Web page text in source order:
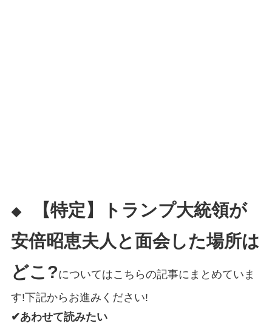
◆
【特定】トランプ大統領が
安倍昭恵夫人と面会した場所は
どこ?についてはこちらの記事にまとめていま
す!下記からお進みください!
✔あわせて読みたい